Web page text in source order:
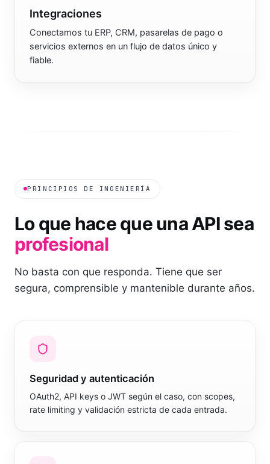
Integraciones
Conectamos tu ERP, CRM, pasarelas de pago o
servicios externos en un flujo de datos único y
fiable.
PRINCIPIOS DE INGENIERÍA
Lo que hace que una API sea
profesional
No basta con que responda. Tiene que ser
segura, comprensible y mantenible durante años.
Seguridad y autenticación
OAuth2, API keys o JWT según el caso, con scopes,
rate limiting y validación estricta de cada entrada.